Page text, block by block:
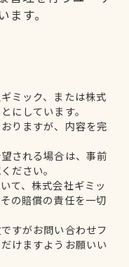
す。
ミック、または株式
にしています。
りますが、内容を完
される場合は、事前
ださい。
て、株式会社ギミッ
の賠償の責任を一切
すがお問い合わせフ
けますようお願いい